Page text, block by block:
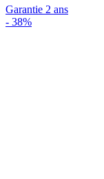
Garantie 2 ans
- 38%